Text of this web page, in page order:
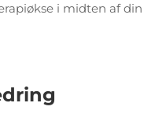
i midten af din